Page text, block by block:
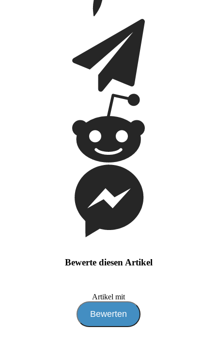
Bewerte diesen Artikel
Artikel mit